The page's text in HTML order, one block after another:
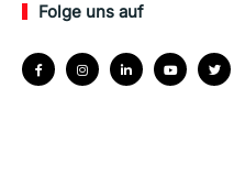
Folge uns auf